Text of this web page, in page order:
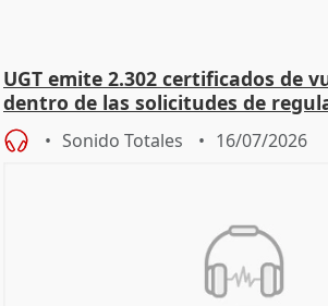
UGT emite 2.302 certificados de
dentro de las solicitudes de
Sonido Totales 16/07/2026